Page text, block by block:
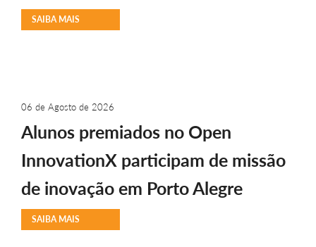
SAIBA MAIS
06 de Agosto de 2026
Alunos premiados no Open
InnovationX participam de missão
de inovação em Porto Alegre
SAIBA MAIS